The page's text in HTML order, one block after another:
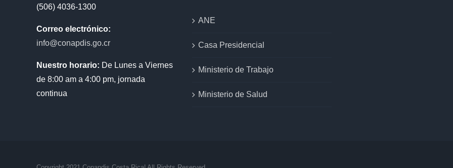
(506) 4036-1300
Correo electrónico:
info@conapdis.go.cr
Nuestro horario: De Lunes a Viernes
de 8:00 am a 4:00 pm, jornada
continua
ANE
Casa Presidencial
Ministerio de Trabajo
Ministerio de Salud